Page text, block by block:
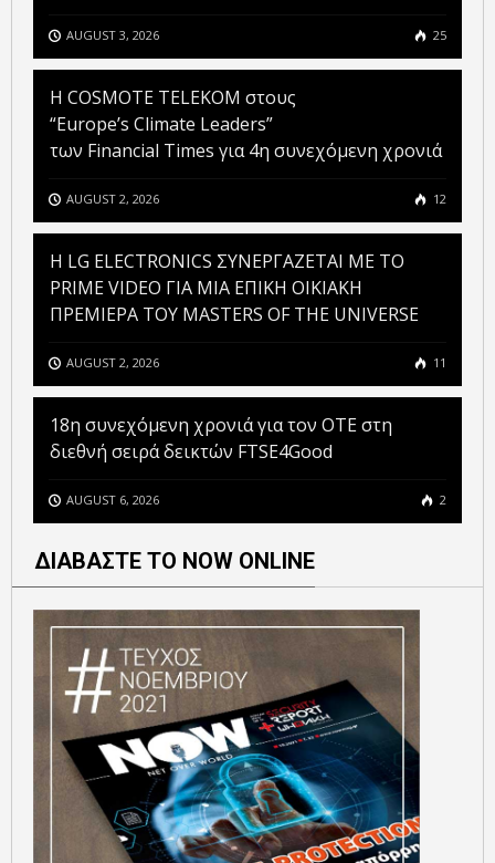
AUGUST 3, 2026 25
Η COSMOTE TELEKOM στους
“Europe’s Climate Leaders”
των Financial Times για 4η συνεχόμενη χρονιά
AUGUST 2, 2026 12
H LG ELECTRONICS ΣΥΝΕΡΓΑΖΕΤΑΙ ΜΕ ΤΟ
PRIME VIDEO ΓΙΑ ΜΙΑ ΕΠΙΚΗ ΟΙΚΙΑΚΗ
ΠΡΕΜΙΕΡΑ ΤΟΥ MASTERS OF THE UNIVERSE
AUGUST 2, 2026 11
18η συνεχόμενη χρονιά για τον ΟΤΕ στη
διεθνή σειρά δεικτών FTSE4Good
AUGUST 6, 2026 2
ΔΙΑΒΑΣΤΕ ΤΟ NOW ONLINE